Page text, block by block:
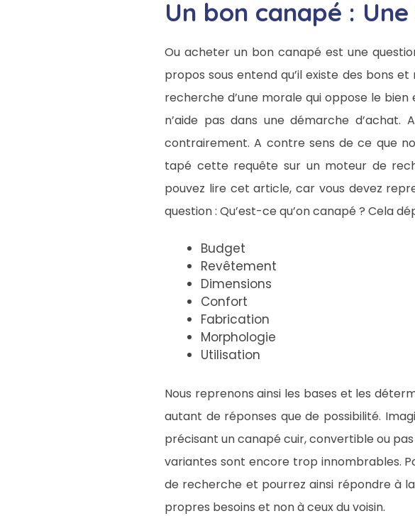
Un bon canapé :
Ou acheter un bon canapé est une
propos sous entend qu’il existe des bons
recherche d’une morale qui oppose le
n’aide pas dans une démarche
contrairement. A contre sens de ce que
tapé cette requête sur un moteur de
pouvez lire cet article, car vous devez
question : Qu’est-ce qu’on canapé ? Cela
Budget
Revêtement
Dimensions
Confort
Fabrication
Morphologie
Utilisation
Nous reprenons ainsi les bases et les
autant de réponses que de possibilité.
précisant un canapé cuir, convertible ou
variantes sont encore trop innombrables.
de recherche et pourrez ainsi répondre à
propres besoins et non à ceux du voisin.